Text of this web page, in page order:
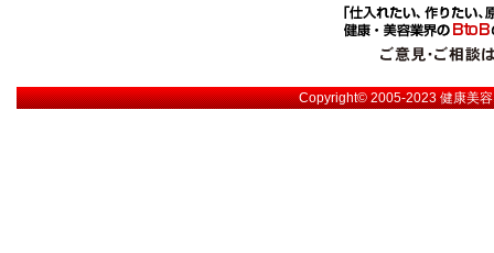
Copyright© 2005-2023健康美